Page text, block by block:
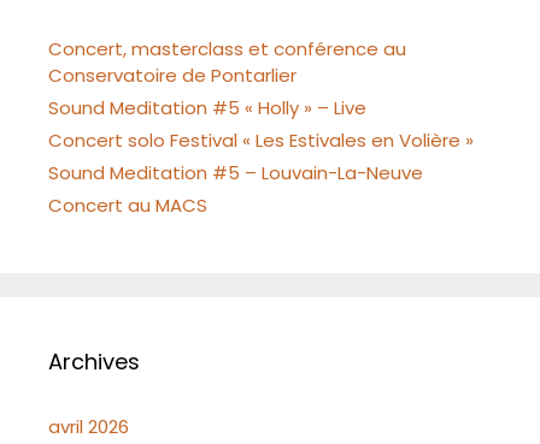
Concert, masterclass et conférence au
Conservatoire de Pontarlier
Sound Meditation #5 « Holly » – Live
Concert solo Festival « Les Estivales en Volière »
Sound Meditation #5 – Louvain-La-Neuve
Concert au MACS
Archives
avril 2026